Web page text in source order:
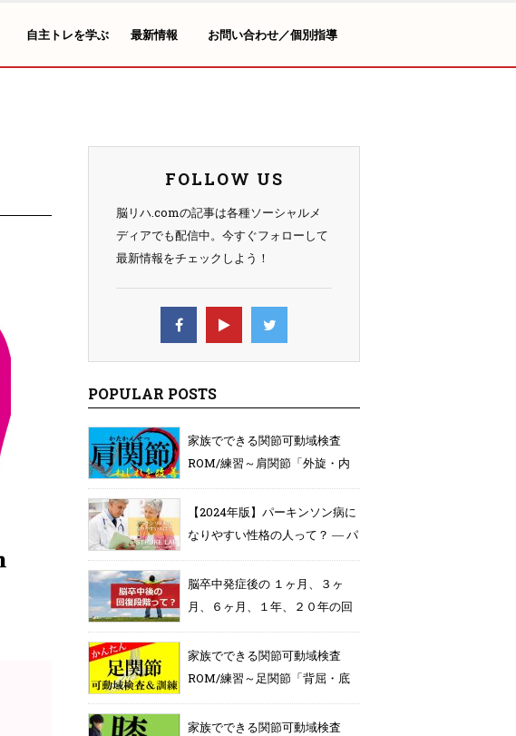
自主トレを学ぶ 最新情報 お問い合わせ／個別指導
FOLLOW US
脳リハ.comの記事は各種ソーシャルメ
ディアでも配信中。今すぐフォローして
最新情報をチェックしよう！
POPULAR POSTS
家族でできる関節可動域検査
ROM/練習～肩関節「外旋・内
旋」編～
【2024年版】パーキンソン病に
なりやすい性格の人って？ ― パ
ーキンソン病と遺伝の関係を徹
底解説 ―
脳卒中発症後の １ヶ月、３ヶ
月、６ヶ月、１年、２０年の回
復段階って！？予後予測でき
る？
家族でできる関節可動域検査
ROM/練習～足関節「背屈・底
屈」編～
家族でできる関節可動域検査